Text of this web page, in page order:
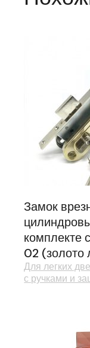
Замок
комплекте
02 (золото
Для легких
с ручками и